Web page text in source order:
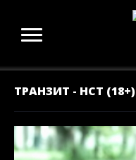
ТРАНЗИТ - НСТ (18+)